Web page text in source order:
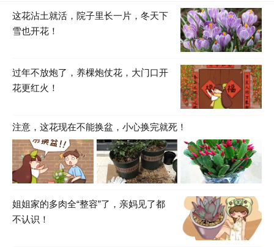
这花沾土就活，院子里长一片，冬天下
雪也开花！
过年不放炮了，养棵炮仗花，大门口开
花更红火！
注意，这花现在不能换盆，小心换完就死！
姐姐家的多肉全“整容”了，亲妈见了都
不认识！